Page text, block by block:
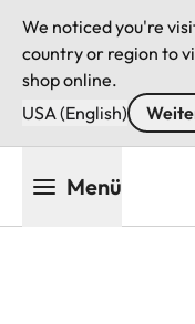
We noticed you're
country or region to
shop online.
USA (English)
Menü